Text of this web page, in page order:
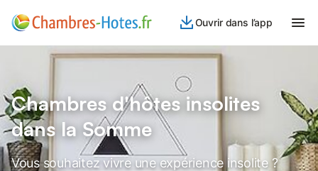
Ouvrir dans l’app
Chambres d'hôtes insolites
dans la Somme
Vous souhaitez vivre une expérience insolite ?